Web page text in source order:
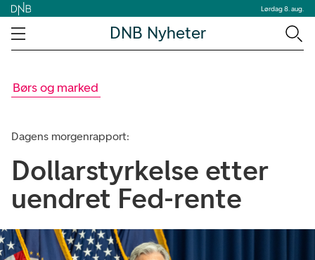
Lørdag 8. aug.
DNB Nyheter
Børs og marked
Dagens morgenrapport:
Dollarstyrkelse etter
uendret Fed-rente